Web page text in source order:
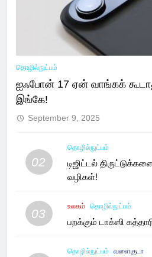
தொழில்நுட்பம்
ஐஃபோன் 17 ஏன் வாங்கக்
இங்கே!
September 9, 2025
02
தொழில்நுட்பம்
டிஜிட்டல்
வழிகள்!
03
உலகம் தொழில்நுட்பம்
பறக்கும் டாக்ஸி
தொழில்நுட்பம் வளைகுடா